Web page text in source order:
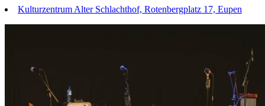
Kulturzentrum Alter Schlachthof, Rotenbergplatz 17, Eupen